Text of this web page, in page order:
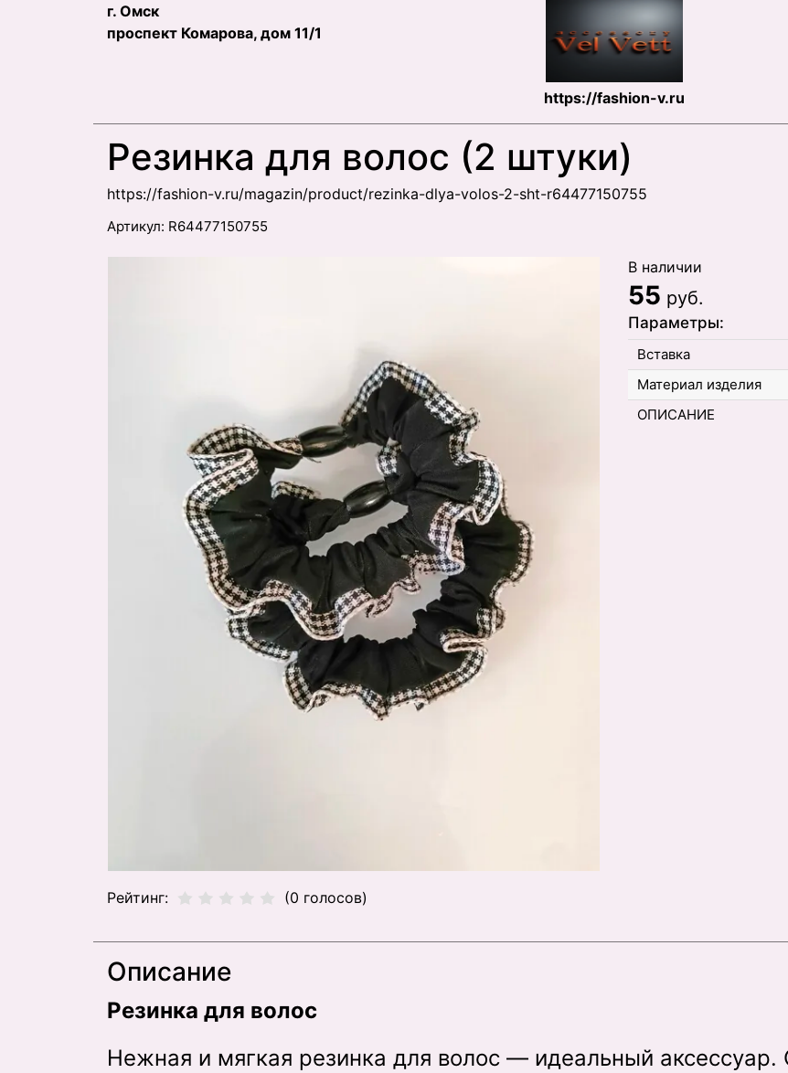
г. Омск
проспект Комарова, дом 11/1
https://fashion-v.ru
Резинка для волос (2 штуки)
https://fashion-v.ru/magazin/product/rezinka-dlya-volos-2-sht-r64477150755
Артикул: R64477150755
Рейтинг: (0 голосов)
В наличии
55 руб.
Параметры:
Вставка
Материал изделия
ОПИСАНИЕ
Описание
Резинка для волос
Нежная и мягкая резинка для волос — идеальный